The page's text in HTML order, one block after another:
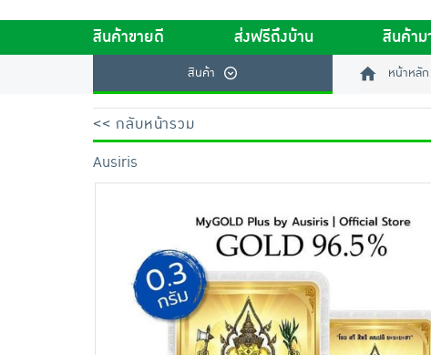
สินค้าขายดี ส่งฟรีถึงบ้าน สินค้าม
สินค้า หน้าหลัก
<< กลับหน้ารวม
Ausiris